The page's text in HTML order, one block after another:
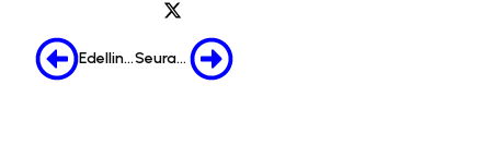
Edellinen Seuraava